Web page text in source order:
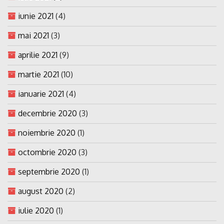
iunie 2021 (4)
mai 2021 (3)
aprilie 2021 (9)
martie 2021 (10)
ianuarie 2021 (4)
decembrie 2020 (3)
noiembrie 2020 (1)
octombrie 2020 (3)
septembrie 2020 (1)
august 2020 (2)
iulie 2020 (1)